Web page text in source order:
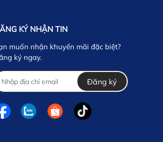
KÝ NHẬN TIN
muốn nhận khuyến mãi đặc biệt?
ký ngay.
Đăng ký